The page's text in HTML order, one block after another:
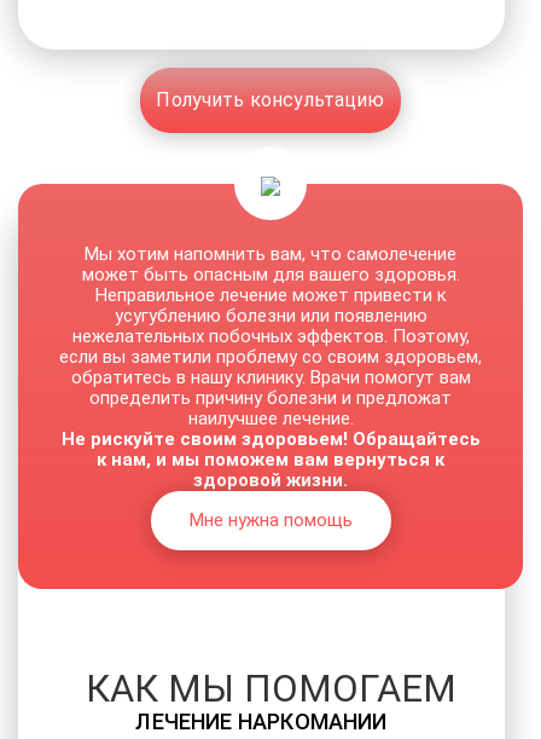
Получить консультацию
ЛЕЧЕНИЕ НАРКОМАНИИ
Мы хотим напомнить вам, что самолечение
может быть опасным для вашего здоровья.
Неправильное лечение может привести к
усугублению болезни или появлению
нежелательных побочных эффектов. Поэтому,
если вы заметили проблему со своим здоровьем,
обратитесь в нашу клинику. Врачи помогут вам
определить причину болезни и предложат
наилучшее лечение.
Не рискуйте своим здоровьем! Обращайтесь
к нам, и мы поможем вам вернуться к
здоровой жизни.
Мне нужна помощь
КАК МЫ ПОМОГАЕМ